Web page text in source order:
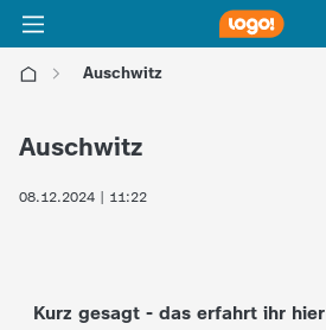
Auschwitz
o
Auschwitz
08.12.2024 | 11:22
Kurz gesagt - das erfahrt ihr hier